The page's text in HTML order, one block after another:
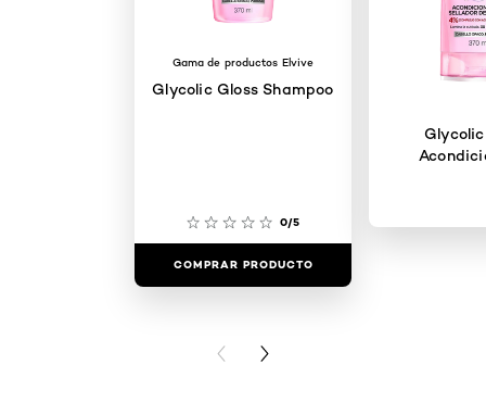
Gama de productos Elvive
Glycolic Gloss Shampoo
0/5
COMPRAR PRODUCTO
PREVIOUS CARD
NEXT CARD